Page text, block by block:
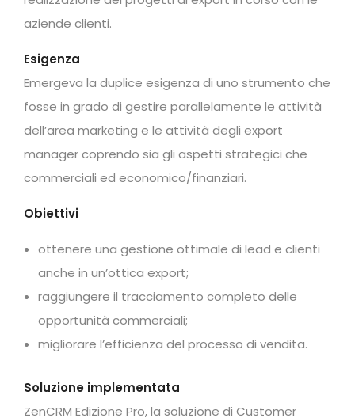
aziende clienti.
Esigenza
Emergeva la duplice esigenza di uno strumento che
fosse in grado di gestire parallelamente le attività
dell’area marketing e le attività degli export
manager coprendo sia gli aspetti strategici che
commerciali ed economico/finanziari.
Obiettivi
ottenere una gestione ottimale di lead e clienti
anche in un’ottica export;
raggiungere il tracciamento completo delle
opportunità commerciali;
migliorare l’efficienza del processo di vendita.
Soluzione implementata
ZenCRM Edizione Pro, la soluzione di Customer